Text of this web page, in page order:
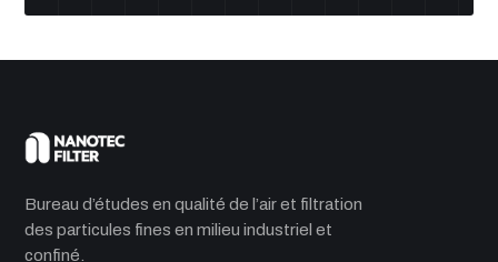
Bureau d’études en qualité de l’air et filtration
des particules fines en milieu industriel et
confiné.